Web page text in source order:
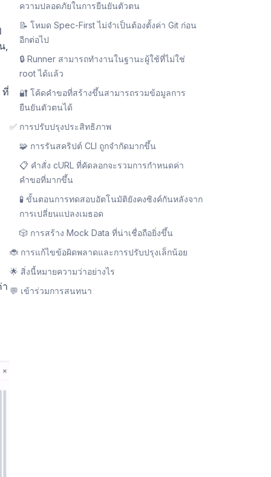
,
ที่
ความปลอดภัยในการยืนยันตัวตน
📝 โหมด Spec-First ไม่จำเป็นต้องตั้งค่า Git ก่อน
อีกต่อไป
🔒 Runner สามารถทำงานในฐานะผู้ใช้ที่ไม่ใช่
root ได้แล้ว
🔐 โค้ดคำขอที่สร้างขึ้นสามารถรวมข้อมูลการ
ยืนยันตัวตนได้
✅ การปรับปรุงประสิทธิภาพ
🧩 การรันสคริปต์ CLI ถูกจำกัดมากขึ้น
📋 คำสั่ง cURL ที่คัดลอกจะรวมการกำหนดค่า
คำขอที่มากขึ้น
🧪 ขั้นตอนการทดสอบอัตโนมัติยังคงซิงค์กันหลังจาก
การเปลี่ยนแปลงเมธอด
🎲 การสร้าง Mock Data ที่น่าเชื่อถือยิ่งขึ้น
🐞 การแก้ไขข้อผิดพลาดและการปรับปรุงเล็กน้อย
🌟 สิ่งนี้หมายความว่าอย่างไร
💬 เข้าร่วมการสนทนา